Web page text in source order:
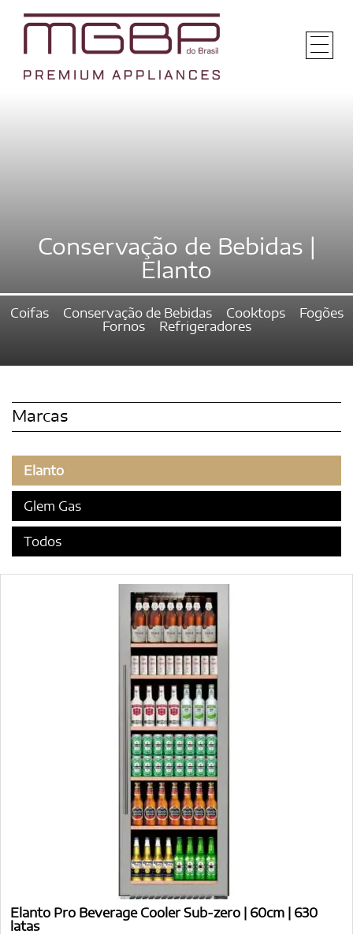
Conservação de Bebidas |
Elanto
Coifas Conservação de Bebidas Cooktops
Fogões
Fornos
Refrigeradores
Marcas
Elanto
Glem Gas
Todos
Elanto Pro Beverage Cooler Sub-zero | 60cm | 630
latas